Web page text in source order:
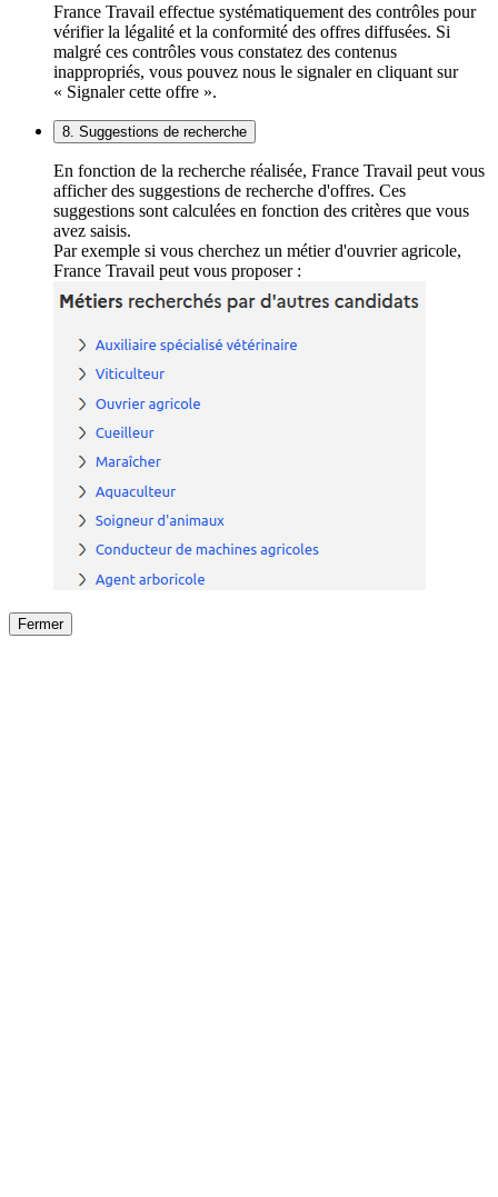
France Travail effectue systématiquement des contrôles pour
vérifier la légalité et la conformité des offres diffusées. Si
malgré ces contrôles vous constatez des contenus
inappropriés, vous pouvez nous le signaler en cliquant sur
« Signaler cette offre ».
8. Suggestions de recherche
En fonction de la recherche réalisée, France Travail peut vous
afficher des suggestions de recherche d'offres. Ces
suggestions sont calculées en fonction des critères que vous
avez saisis.
Par exemple si vous cherchez un métier d'ouvrier agricole,
France Travail peut vous proposer :
Fermer